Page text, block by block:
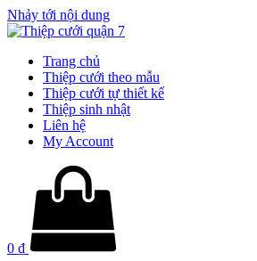
Nhảy tới nội dung
Trang chủ
Thiệp cưới theo mẫu
Thiệp cưới tự thiết kế
Thiệp sinh nhật
Liên hệ
My Account
0 ₫